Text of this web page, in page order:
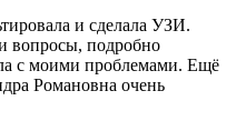
и сделала УЗИ.
вопросы, подробно
с моими проблемами. Ещё
Романовна очень